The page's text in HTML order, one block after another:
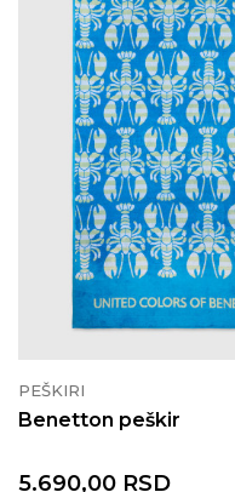
PEŠKIRI
Benetton peškir
5.690,00 RSD